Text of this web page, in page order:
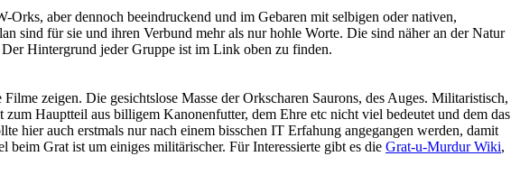
aber dennoch beeindruckend und im Gebaren mit selbigen oder nativen,
sind für sie und ihren Verbund mehr als nur hohle Worte. Die sind näher an der Natur
Hintergrund jeder Gruppe ist im Link oben zu finden.
zeigen. Die gesichtslose Masse der Orkscharen Saurons, des Auges. Militaristisch,
Hauptteil aus billigem Kanonenfutter, dem Ehre etc nicht viel bedeutet und dem das
hier auch erstmals nur nach einem bisschen IT Erfahung angegangen werden, damit
Grat ist um einiges militärischer. Für Interessierte gibt es die Grat-u-Murdur Wiki,